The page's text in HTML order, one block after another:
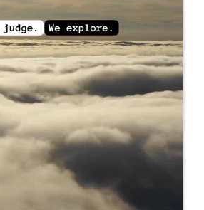
13
0
veces pero nunca lograste hablarlo con
el método. Tal vez no era el momento.
En Cordel Inglés, no seguimos fórmulas
reales, sólidos y humanos para
que quieren, por fin, hablar inglés de
verdad.
juzgamos. Exploramos juntos.
Inspiramos.
procesos.
Modalidad online
concretos en 8 meses
Empezá cuando estés listo/a. Si ya lo
estás, te esperamos.
381 215-1018
cordelingles@gmail.com
Linktree en
#CordelInglés #InglésParaAdultos
#FluidezReal #AprenderSinPresión